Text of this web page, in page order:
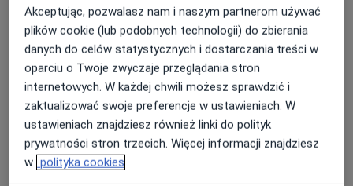
sprawia że pacjentom po odbytej wizycie pozostają
tylko mile wspomnienia, a pacjenci którzy do tej pory
bali się dentysty, kontynuują leczenie z największą
przyjemnością.
Konsultacja stomatologiczna
100 zł Szczegóły
Badania stomatologiczne
Szczegóły
Fluoryzacja zębów
Szczegóły
Akceptując, pozwalasz nam i naszym partnerom używać
plików cookie (lub podobnych technologii) do zbierania
danych do celów statystycznych i dostarczania treści w
oparciu o Twoje zwyczaje przeglądania stron
internetowych. W każdej chwili możesz sprawdzić i
zaktualizować swoje preferencje w ustawieniach. W
ustawieniach znajdziesz również linki do polityk
prywatności stron trzecich. Więcej informacji znajdziesz
w polityka cookies